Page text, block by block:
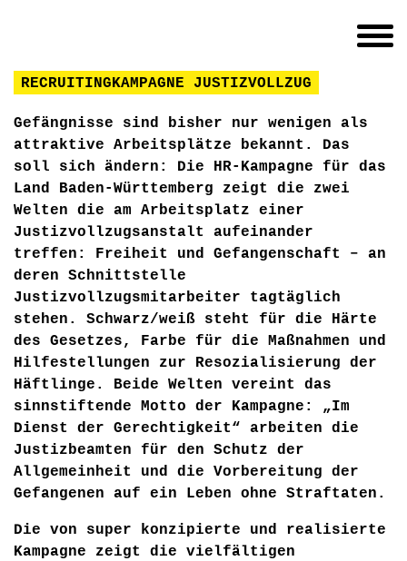
RECRUITINGKAMPAGNE JUSTIZVOLLZUG
Gefängnisse sind bisher nur wenigen als
attraktive Arbeitsplätze bekannt. Das
soll sich ändern: Die HR-Kampagne für das
Land Baden-Württemberg zeigt die zwei
Welten die am Arbeitsplatz einer
Justizvollzugsanstalt aufeinander
treffen: Freiheit und Gefangenschaft – an
deren Schnittstelle
Justizvollzugsmitarbeiter tagtäglich
stehen. Schwarz/weiß steht für die Härte
des Gesetzes, Farbe für die Maßnahmen und
Hilfestellungen zur Resozialisierung der
Häftlinge. Beide Welten vereint das
sinnstiftende Motto der Kampagne: „Im
Dienst der Gerechtigkeit“ arbeiten die
Justizbeamten für den Schutz der
Allgemeinheit und die Vorbereitung der
Gefangenen auf ein Leben ohne Straftaten.
Die von super konzipierte und realisierte
Kampagne zeigt die vielfältigen